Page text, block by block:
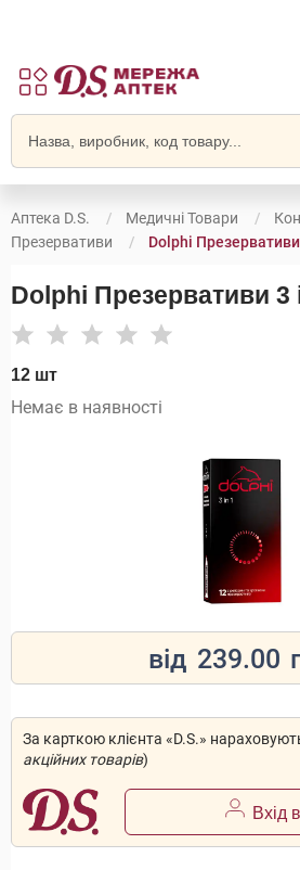
Аптека D.S. Медичні Товари
Презервативи
Dolphi
Dolphi Презервативи 3
12 шт
Немає в наявності
від 239.00
За карткою клієнта «D.S.»
акційних товарів)
Вхід